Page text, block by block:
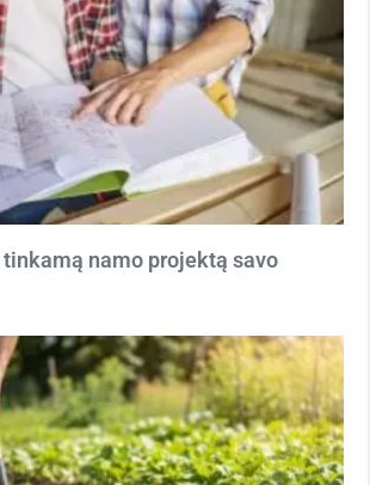
namo projektą savo